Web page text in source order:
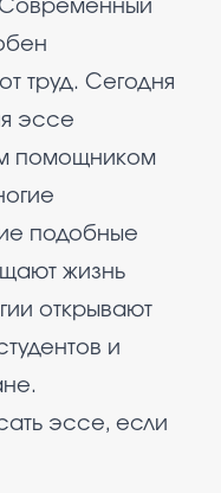
труд. Сегодня
эссе
помощником
подобные
жизнь
открывают
и
эссе, если